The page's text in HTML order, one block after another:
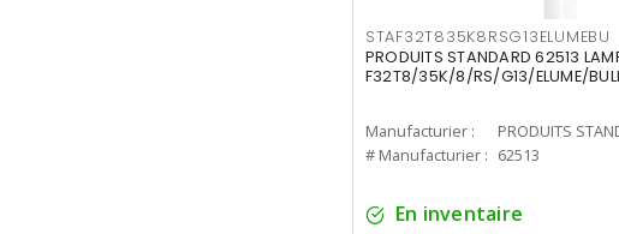
STAF32T835K8RSG13ELUMEBU
PRODUITS STANDARD 62513
F32T8/35K/8/RS/G13/ELUME/
Manufacturier :
PRODUITS
# Manufacturier : 62513
En inventaire